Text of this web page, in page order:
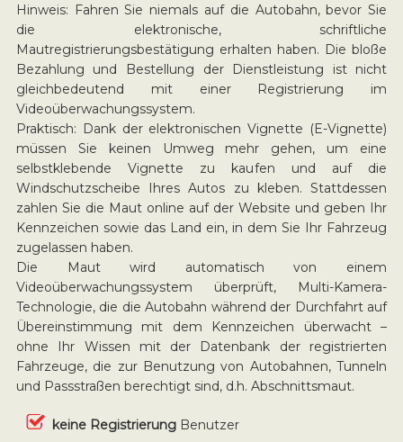
Hinweis: Fahren Sie niemals auf die Autobahn, bevor Sie
die elektronische, schriftliche
Mautregistrierungsbestätigung erhalten haben. Die bloße
Bezahlung und Bestellung der Dienstleistung ist nicht
gleichbedeutend mit einer Registrierung im
Videoüberwachungssystem.
Praktisch: Dank der elektronischen Vignette (E-Vignette)
müssen Sie keinen Umweg mehr gehen, um eine
selbstklebende Vignette zu kaufen und auf die
Windschutzscheibe Ihres Autos zu kleben. Stattdessen
zahlen Sie die Maut online auf der Website und geben Ihr
Kennzeichen sowie das Land ein, in dem Sie Ihr Fahrzeug
zugelassen haben.
Die Maut wird automatisch von einem
Videoüberwachungssystem überprüft, Multi-Kamera-
Technologie, die die Autobahn während der Durchfahrt auf
Übereinstimmung mit dem Kennzeichen überwacht –
ohne Ihr Wissen mit der Datenbank der registrierten
Fahrzeuge, die zur Benutzung von Autobahnen, Tunneln
und Passstraßen berechtigt sind, d.h. Abschnittsmaut.
keine Registrierung Benutzer